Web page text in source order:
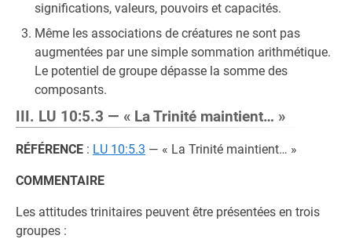
significations, valeurs, pouvoirs et capacités.
Même les associations de créatures ne sont pas
augmentées par une simple sommation arithmétique.
Le potentiel de groupe dépasse la somme des
composants.
III. LU 10:5.3 — « La Trinité maintient… »
RÉFÉRENCE : LU 10:5.3 — « La Trinité maintient… »
COMMENTAIRE
Les attitudes trinitaires peuvent être présentées en trois
groupes :